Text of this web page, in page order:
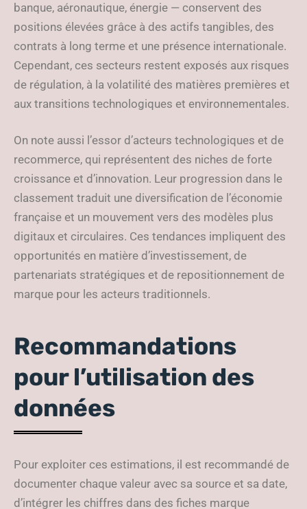
banque, aéronautique, énergie — conservent des
positions élevées grâce à des actifs tangibles, des
contrats à long terme et une présence internationale.
Cependant, ces secteurs restent exposés aux risques
de régulation, à la volatilité des matières premières et
aux transitions technologiques et environnementales.
On note aussi l’essor d’acteurs technologiques et de
recommerce, qui représentent des niches de forte
croissance et d’innovation. Leur progression dans le
classement traduit une diversification de l’économie
française et un mouvement vers des modèles plus
digitaux et circulaires. Ces tendances impliquent des
opportunités en matière d’investissement, de
partenariats stratégiques et de repositionnement de
marque pour les acteurs traditionnels.
Recommandations
pour l’utilisation des
données
Pour exploiter ces estimations, il est recommandé de
documenter chaque valeur avec sa source et sa date,
d’intégrer les chiffres dans des fiches marque